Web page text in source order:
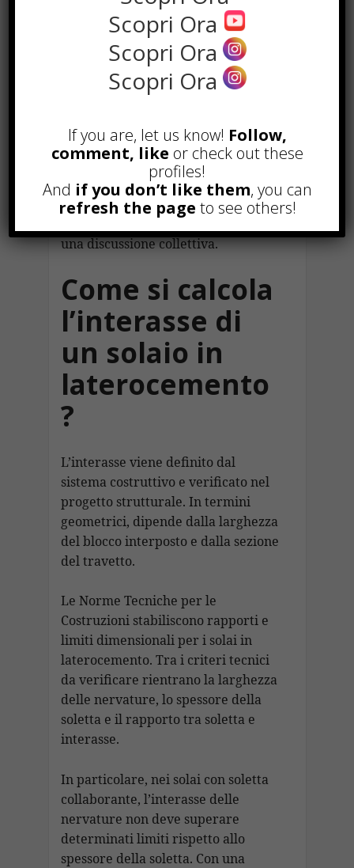
nervature di 50 centimetri con un
travetto da 12 centimetri e di 52
centimetri con un travetto da 14
centimetri.
l’interasse acquistando prima le
pignatte e chiedendosi dopo dove
sistemare i travetti. Il sistema deve
essere compatibile fin dall’inizio,
dettaglio elementare che in cantiere
riesce comunque a trasformarsi in
una discussione collettiva.
Come si calcola
l’interasse di
un solaio in
laterocemento
?
L’interasse viene definito dal
sistema costruttivo e verificato nel
progetto strutturale. In termini
geometrici, dipende dalla larghezza
del blocco interposto e dalla sezione
del travetto.
Le Norme Tecniche per le
Costruzioni stabiliscono rapporti e
limiti dimensionali per i solai in
laterocemento. Tra i criteri tecnici
da verificare rientrano la larghezza
delle nervature, lo spessore della
soletta e il rapporto tra soletta e
interasse.
In particolare, nei solai con soletta
collaborante, l’interasse delle
nervature non deve superare
determinati limiti rispetto allo
spessore della soletta. Con una
Scopri Ora
Scopri Ora
Scopri Ora
If you are, let us know! Follow,
comment, like or check out these
profiles!
And if you don’t like them, you can
refresh the page to see others!